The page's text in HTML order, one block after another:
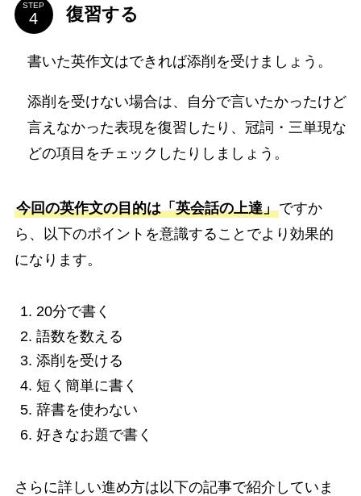
STEP 復習する
書いた英作文はできれば添削を受けましょう。
添削を受けない場合は、自分で言いたかったけど
言えなかった表現を復習したり、冠詞・三単現な
どの項目をチェックしたりしましょう。
今回の英作文の目的は「英会話の上達」ですか
ら、以下のポイントを意識することでより効果的
になります。
20分で書く
語数を数える
添削を受ける
短く簡単に書く
辞書を使わない
好きなお題で書く
さらに詳しい進め方は以下の記事で紹介していま